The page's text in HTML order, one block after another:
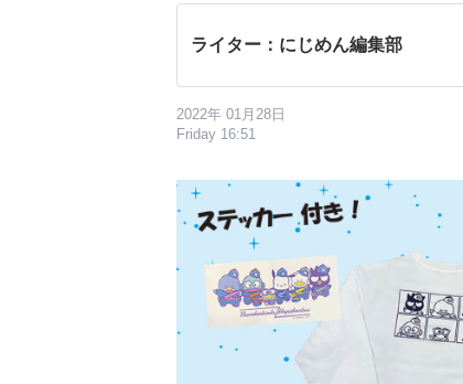
ライター：にじめん編集部
2022年 01月28日
Friday 16:51